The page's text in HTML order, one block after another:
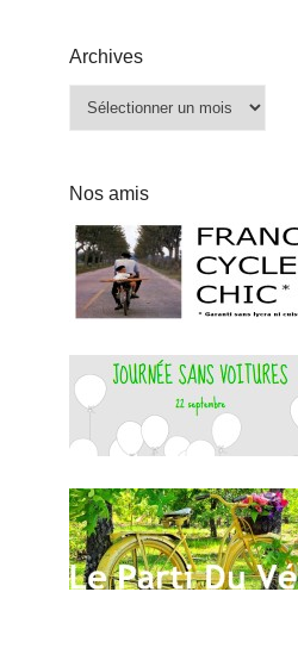
Archives
Archives
Nos amis